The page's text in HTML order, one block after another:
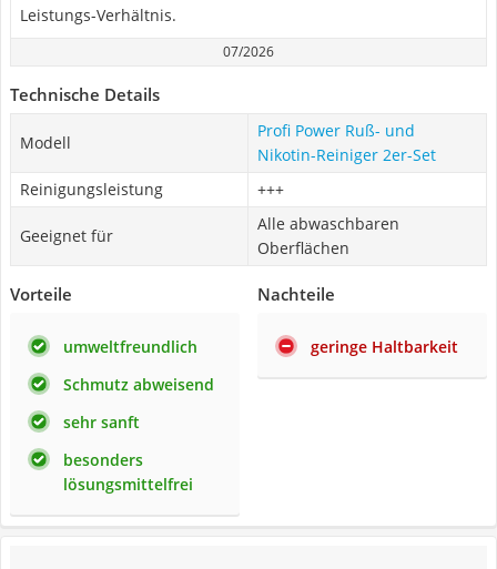
Leistungs-Verhältnis.
07/2026
Technische Details
Modell
Profi Power Ruß- und
Nikotin-Reiniger 2er-Set
Reinigungsleistung
+++
Geeignet für
Alle abwaschbaren
Oberflächen
Vorteile
umweltfreundlich
Schmutz abweisend
sehr sanft
besonders
lösungsmittelfrei
Nachteile
geringe Haltbarkeit